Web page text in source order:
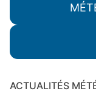
ACTUALITÉS